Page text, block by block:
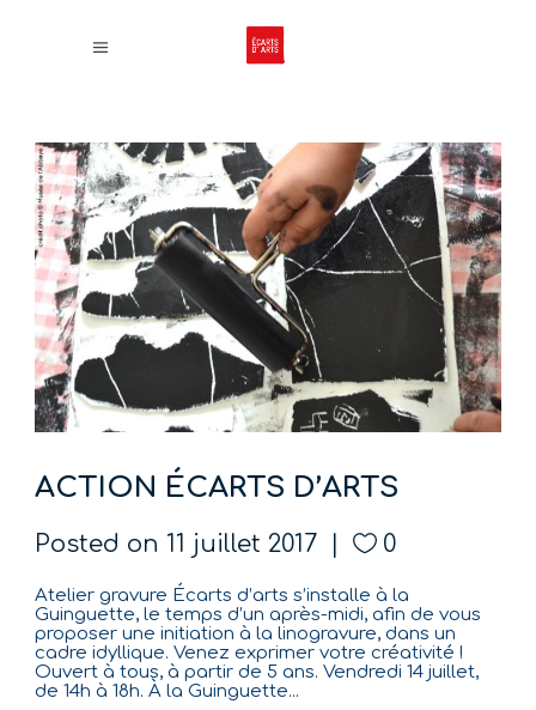
ACTION ÉCARTS D’ARTS
Posted on 11 juillet 2017 0
Atelier gravure Écarts d’arts s’installe à la
Guinguette, le temps d’un après-midi, afin de vous
proposer une initiation à la linogravure, dans un
cadre idyllique. Venez exprimer votre créativité !
Ouvert à tous, à partir de 5 ans. Vendredi 14 juillet,
de 14h à 18h. À la Guinguette...